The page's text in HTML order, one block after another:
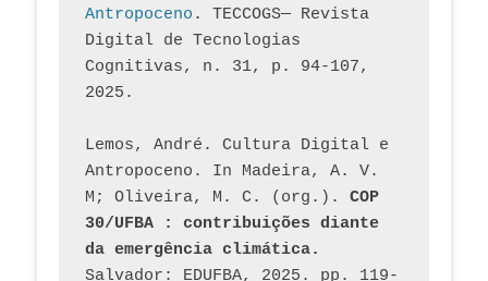
Antropoceno . TECCOGS— Revista
Digital de Tecnologias
Cognitivas, n. 31, p. 94-107,
2025.
Lemos, André. Cultura Digital e
Antropoceno. In Madeira, A. V.
M; Oliveira, M. C. (org.). COP
30/UFBA : contribuições diante
da emergência climática.
Salvador: EDUFBA, 2025. pp. 119-